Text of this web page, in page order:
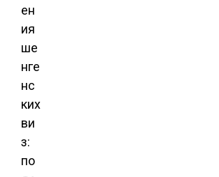
ен
ия
ше
нге
нс
ких
ви
з:
по